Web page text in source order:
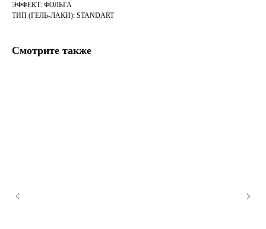
ЭФФЕКТ: ФОЛЬГА
ТИП (ГЕЛЬ-ЛАКИ): STANDART
Смотрите также